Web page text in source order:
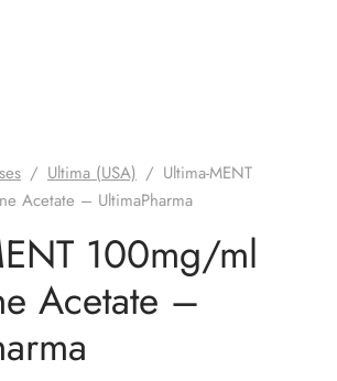
/ Ultima (USA) / Ultima-MENT
Acetate – UltimaPharma
100mg/ml
Acetate –